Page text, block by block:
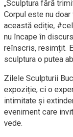
„Sculptura fără
Corpul este nu
această ediție,
nu încape în
reînscris, resimțit.
sculptura o putea
Zilele Sculpturii
expoziție, ci o
intimitate și
eveniment care
vede.